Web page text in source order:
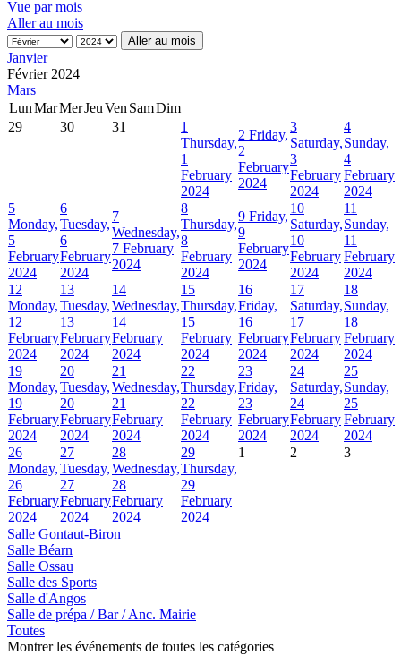
Vue par mois
Aller au mois
Aller au mois
Janvier
Février 2024
Mars
LunMarMerJeuVen SamDim
29
30 31
1
Thursday,
1
February
2024
2 Friday,
2
February
2024
3
Saturday,
3
February
2024
4
Sunday,
4
February
2024
5
Monday,
5
February
2024
6
Tuesday,
6
February
2024
7
Wednesday,
7 February
2024
8
Thursday,
8
February
2024
9 Friday,
9
February
2024
10
Saturday,
10
February
2024
11
Sunday,
11
February
2024
12
Monday,
12
February
2024
13
Tuesday,
13
February
2024
14
Wednesday,
14
February
2024
15
Thursday,
15
February
2024
16
Friday,
16
February
2024
17
Saturday,
17
February
2024
18
Sunday,
18
February
2024
19
Monday,
19
February
2024
20
Tuesday,
20
February
2024
21
Wednesday,
21
February
2024
22
Thursday,
22
February
2024
23
Friday,
23
February
2024
24
Saturday,
24
February
2024
25
Sunday,
25
February
2024
26
Monday,
26
February
2024
27
Tuesday,
27
February
2024
28
Wednesday,
28
February
2024
29
Thursday,
29
February
2024
1 2 3
Salle Gontaut-Biron
Salle Béarn
Salle Ossau
Salle des Sports
Salle d'Angos
Salle de prépa / Bar / Anc. Mairie
Toutes
Montrer les événements de toutes les catégories